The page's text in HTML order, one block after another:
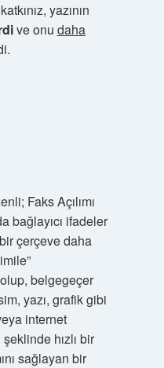
yazının
ve onu daha
Faks Açılımı
bağlayıcı ifadeler
çerçeve daha
belgegeçer
yazı, grafik gibi
internet
hızlı bir
sağlayan bir